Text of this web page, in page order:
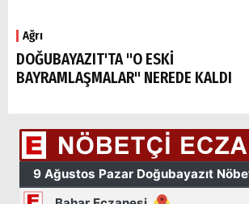
Ağrı
DOĞUBAYAZIT'TA "O ESKİ
BAYRAMLAŞMALAR" NEREDE KALDI